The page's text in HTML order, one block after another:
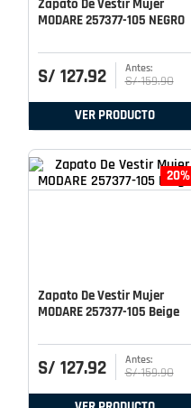
Zapato De Vestir Mujer
MODARE 257377-105 NEGRO
S/ 127.92 S/ 159.90
VER PRODUCTO
20%
Zapato De Vestir Mujer
MODARE 257377-105 Beige
S/ 127.92 S/ 159.90